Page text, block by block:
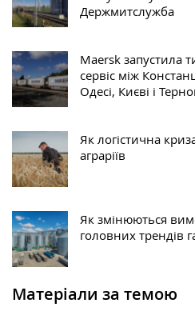
Держмитслужба
Maersk запустила
сервіс між
Одесі, Києві і
Як логістична
аграріїв
Як змінюються
головних трендів
Матеріали за темою